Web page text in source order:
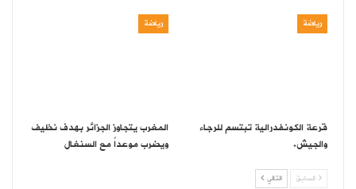
رياضة
قرعة الكونفدرالية تبتسم للرجاء
والجيش.
رياضة
المغرب يتجاوز الجزائر بهدف نظيف
ويضرب موعداً مع السنغال
السابق التالي